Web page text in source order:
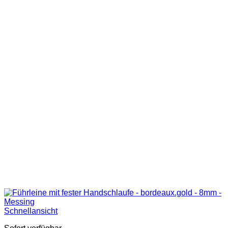
Schnellansicht